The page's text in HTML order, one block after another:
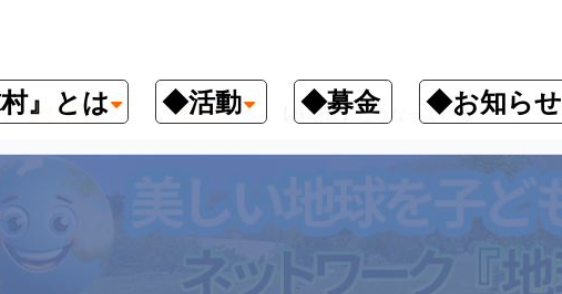
』とは ◆活動 ◆募金 ◆お知らせ
『地球村通信』 巻頭言 【巻頭言】どうなっている